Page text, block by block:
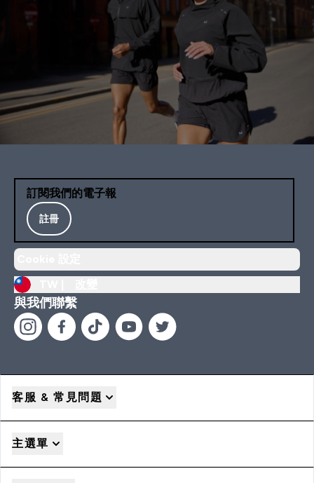
訂閱我們的電子報
註冊
與我們聯繫
客服 & 常見問題
主選單